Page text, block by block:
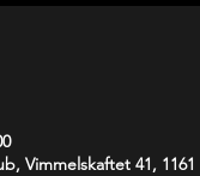
Vimmelskaftet 41,